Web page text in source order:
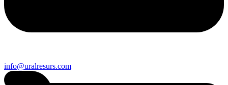
info@uralresurs.com